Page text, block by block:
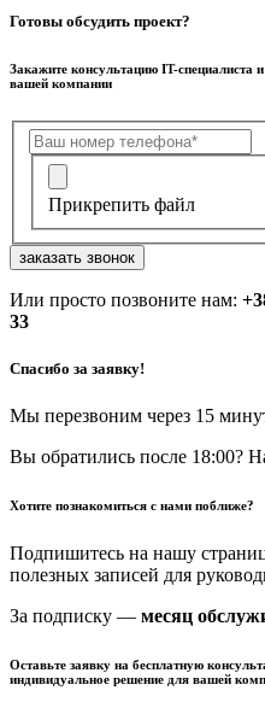
Готовы обсудить проект?
Закажите консультацию IT-специалиста
вашей компании
Прикрепить файл
заказать звонок
Или просто позвоните нам:
33
Спасибо за заявку!
Мы перезвоним через 15
Вы обратились после 18:00?
Хотите познакомиться с нами поближе?
Подпишитесь на нашу
полезных записей для
За подписку — месяц
Оставьте заявку на бесплатную
индивидуальное решение для вашей